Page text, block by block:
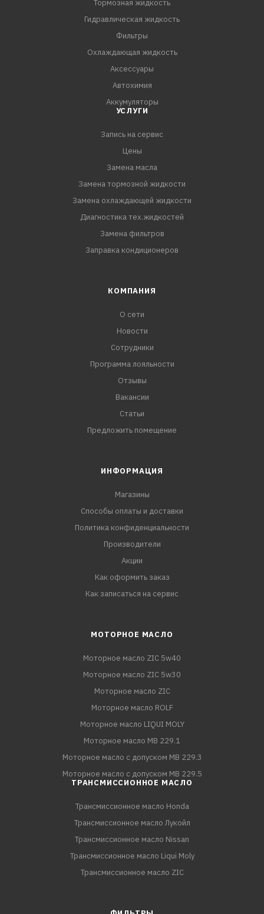
Тормозная жидкость
Гидравлическая жидкость
Фильтры
Охлаждающая жидкость
Аксессуары
Автохимия
Аккумуляторы
УСЛУГИ
Запись на сервис
Цены
Замена масла
Замена тормозной жидкости
Замена охлаждающей жидкости
Диагностика тех.жидкостей
Замена фильтров
Заправка кондиционеров
КОМПАНИЯ
О сети
Новости
Сотрудники
Программа лояльности
Отзывы
Вакансии
Статьи
Предложить помещение
ИНФОРМАЦИЯ
Магазины
Способы оплаты и доставки
Политика конфиденциальности
Производители
Акции
Как оформить заказ
Как записаться на сервис
МОТОРНОЕ МАСЛО
Моторное масло ZIC 5w40
Моторное масло ZIC 5w30
Моторное масло ZIC
Моторное масло ROLF
Моторное масло LIQUI MOLY
Моторное масло MB 229.1
Моторное масло с допуском MB 229.3
Моторное масло с допуском MB 229.5
ТРАНСМИССИОННОЕ МАСЛО
Трансмиссионное масло Honda
Трансмиссионное масло Лукойл
Трансмиссионное масло Nissan
Трансмиссионное масло Liqui Moly
Трансмиссионное масло ZIC